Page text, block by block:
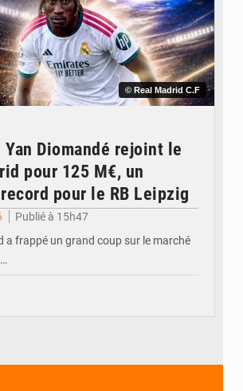
© Real Madrid C.F
Yan Diomandé rejoint le
pour 125 M€, un
pour le RB Leipzig
Publié à 15h47
a frappé un grand coup sur le marché